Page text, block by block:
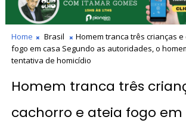
Home Brasil
Homem tranca três crianças
fogo em casa Segundo as autoridades, o
tentativa de homicídio
Homem tranca três
cachorro e ateia fogo em